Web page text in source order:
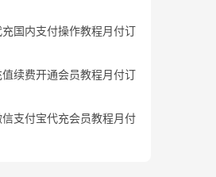
国内支付操作教程月付订
续费开通会员教程月付订
支付宝代充会员教程月付